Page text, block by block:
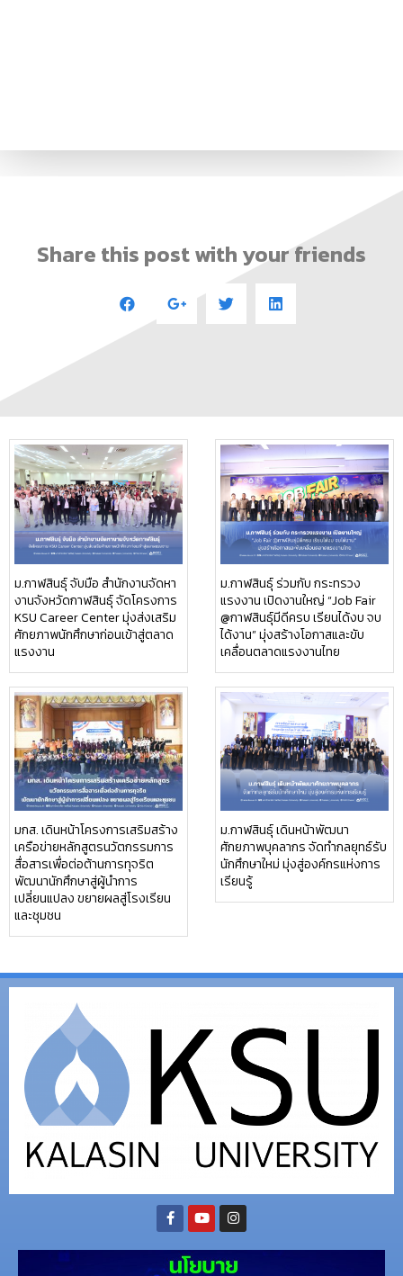
Share this post with your friends
ม.กาฬสินธุ์ จับมือ สำนักงานจัดหา
งานจังหวัดกาฬสินธุ์ จัดโครงการ
KSU Career Center มุ่งส่งเสริม
ศักยภาพนักศึกษาก่อนเข้าสู่ตลาด
แรงงาน
ม.กาฬสินธุ์ ร่วมกับ กระทรวง
แรงงาน เปิดงานใหญ่ “Job Fair
@กาฬสินธุ์มีดีครบ เรียนได้งบ จบ
ได้งาน” มุ่งสร้างโอกาสและขับ
เคลื่อนตลาดแรงงานไทย
มกส. เดินหน้าโครงการเสริมสร้าง
เครือข่ายหลักสูตรนวัตกรรมการ
สื่อสารเพื่อต่อต้านการทุจริต
พัฒนานักศึกษาสู่ผู้นำการ
เปลี่ยนแปลง ขยายผลสู่โรงเรียน
และชุมชน
ม.กาฬสินธุ์ เดินหน้าพัฒนา
ศักยภาพบุคลากร จัดทำกลยุทธ์รับ
นักศึกษาใหม่ มุ่งสู่องค์กรแห่งการ
เรียนรู้